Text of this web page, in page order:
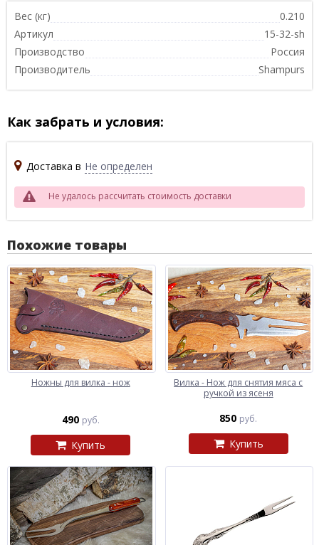
Вес (кг)
0.210
Артикул
15-32-sh
Производство
Россия
Производитель
Shampurs
Как забрать и условия:
Доставка в Не определен
Не удалось рассчитать стоимость доставки
Похожие товары
Ножны для вилка - нож
490 руб.
Купить
Вилка - Нож для снятия мяса с
ручкой из ясеня
850 руб.
Купить